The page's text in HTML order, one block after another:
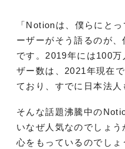
「Notionは、僕らにと
ーザーがそう語るのが
です。2019年には100
ザー数は、2021年現在
ており、すでに日本法人
そんな話題沸騰中の
いなぜ人気なのでしょ
心をもっているのでし